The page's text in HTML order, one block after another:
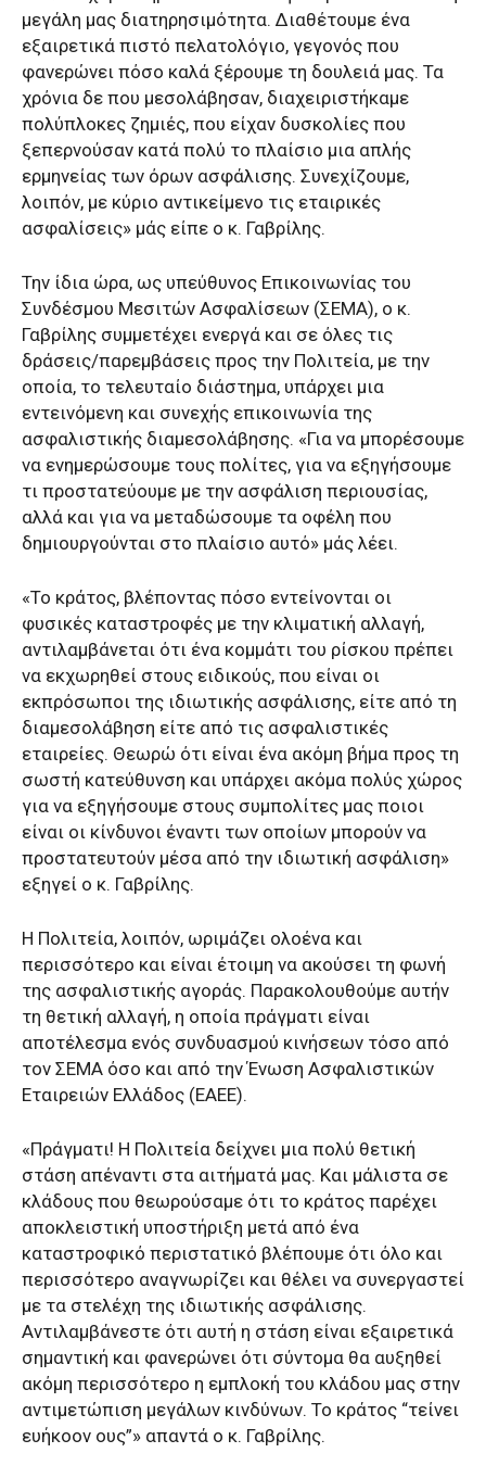
μεγάλη μας διατηρησιμότητα. Διαθέτουμε ένα
εξαιρετικά πιστό πελατολόγιο, γεγονός που
φανερώνει πόσο καλά ξέρουμε τη δουλειά μας. Τα
χρόνια δε που μεσολάβησαν, διαχειριστήκαμε
πολύπλοκες ζημιές, που είχαν δυσκολίες που
ξεπερνούσαν κατά πολύ το πλαίσιο μια απλής
ερμηνείας των όρων ασφάλισης. Συνεχίζουμε,
λοιπόν, με κύριο αντικείμενο τις εταιρικές
ασφαλίσεις» μάς είπε ο κ. Γαβρίλης.
Την ίδια ώρα, ως υπεύθυνος Επικοινωνίας του
Συνδέσμου Μεσιτών Ασφαλίσεων (ΣΕΜΑ), ο κ.
Γαβρίλης συμμετέχει ενεργά και σε όλες τις
δράσεις/παρεμβάσεις προς την Πολιτεία, με την
οποία, το τελευταίο διάστημα, υπάρχει μια
εντεινόμενη και συνεχής επικοινωνία της
ασφαλιστικής διαμεσολάβησης. «Για να μπορέσουμε
να ενημερώσουμε τους πολίτες, για να εξηγήσουμε
τι προστατεύουμε με την ασφάλιση περιουσίας,
αλλά και για να μεταδώσουμε τα οφέλη που
δημιουργούνται στο πλαίσιο αυτό» μάς λέει.
«Το κράτος, βλέποντας πόσο εντείνονται οι
φυσικές καταστροφές με την κλιματική αλλαγή,
αντιλαμβάνεται ότι ένα κομμάτι του ρίσκου πρέπει
να εκχωρηθεί στους ειδικούς, που είναι οι
εκπρόσωποι της ιδιωτικής ασφάλισης, είτε από τη
διαμεσολάβηση είτε από τις ασφαλιστικές
εταιρείες. Θεωρώ ότι είναι ένα ακόμη βήμα προς τη
σωστή κατεύθυνση και υπάρχει ακόμα πολύς χώρος
για να εξηγήσουμε στους συμπολίτες μας ποιοι
είναι οι κίνδυνοι έναντι των οποίων μπορούν να
προστατευτούν μέσα από την ιδιωτική ασφάλιση»
εξηγεί ο κ. Γαβρίλης.
Η Πολιτεία, λοιπόν, ωριμάζει ολοένα και
περισσότερο και είναι έτοιμη να ακούσει τη φωνή
της ασφαλιστικής αγοράς. Παρακολουθούμε αυτήν
τη θετική αλλαγή, η οποία πράγματι είναι
αποτέλεσμα ενός συνδυασμού κινήσεων τόσο από
τον ΣΕΜΑ όσο και από την Ένωση Ασφαλιστικών
Εταιρειών Ελλάδος (ΕΑΕΕ).
«Πράγματι! Η Πολιτεία δείχνει μια πολύ θετική
στάση απέναντι στα αιτήματά μας. Και μάλιστα σε
κλάδους που θεωρούσαμε ότι το κράτος παρέχει
αποκλειστική υποστήριξη μετά από ένα
καταστροφικό περιστατικό βλέπουμε ότι όλο και
περισσότερο αναγνωρίζει και θέλει να συνεργαστεί
με τα στελέχη της ιδιωτικής ασφάλισης.
Αντιλαμβάνεστε ότι αυτή η στάση είναι εξαιρετικά
σημαντική και φανερώνει ότι σύντομα θα αυξηθεί
ακόμη περισσότερο η εμπλοκή του κλάδου μας στην
αντιμετώπιση μεγάλων κινδύνων. Το κράτος “τείνει
ευήκοον ους”» απαντά ο κ. Γαβρίλης.